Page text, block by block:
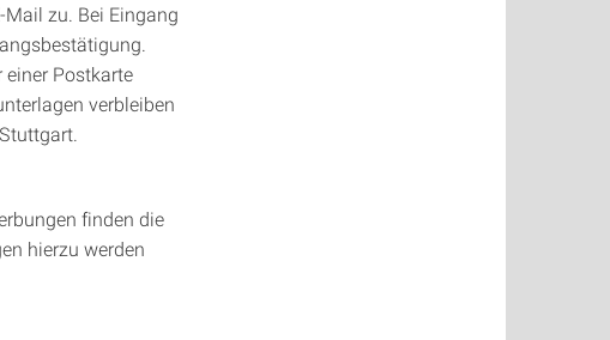
zu. Bei Eingang
einer Postkarte
verbleiben
finden die
hierzu werden